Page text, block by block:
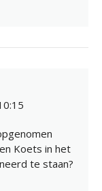
Koets in het
te staan?